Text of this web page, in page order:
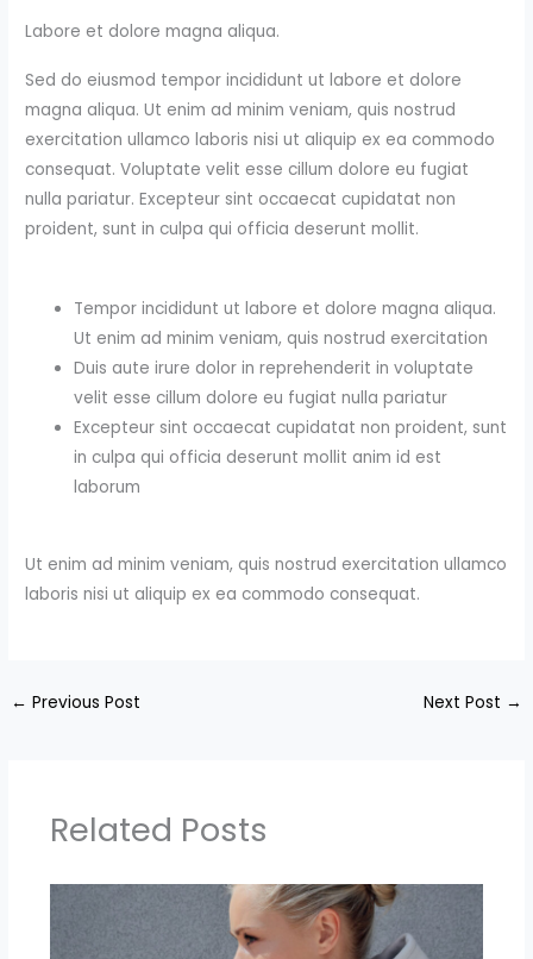
Labore et dolore magna aliqua.
Sed do eiusmod tempor incididunt ut labore et dolore
magna aliqua. Ut enim ad minim veniam, quis nostrud
exercitation ullamco laboris nisi ut aliquip ex ea commodo
consequat. Voluptate velit esse cillum dolore eu fugiat
nulla pariatur. Excepteur sint occaecat cupidatat non
proident, sunt in culpa qui officia deserunt mollit.
Tempor incididunt ut labore et dolore magna aliqua.
Ut enim ad minim veniam, quis nostrud exercitation
Duis aute irure dolor in reprehenderit in voluptate
velit esse cillum dolore eu fugiat nulla pariatur
Excepteur sint occaecat cupidatat non proident, sunt
in culpa qui officia deserunt mollit anim id est
laborum
Ut enim ad minim veniam, quis nostrud exercitation ullamco
laboris nisi ut aliquip ex ea commodo consequat.
← Previous Post Next Post →
Related Posts